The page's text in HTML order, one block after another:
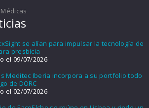
se alían para impulsar la tecnología de
presbicia
el 09/07/2026
Meditec Iberia incorpora a su portfolio todo
de DORC
el 02/07/2026